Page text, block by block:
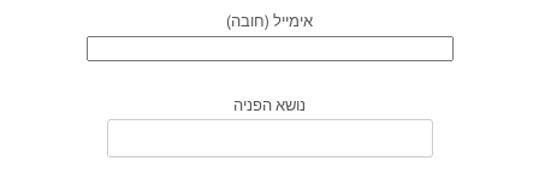
אימייל (חובה)
נושא הפניה